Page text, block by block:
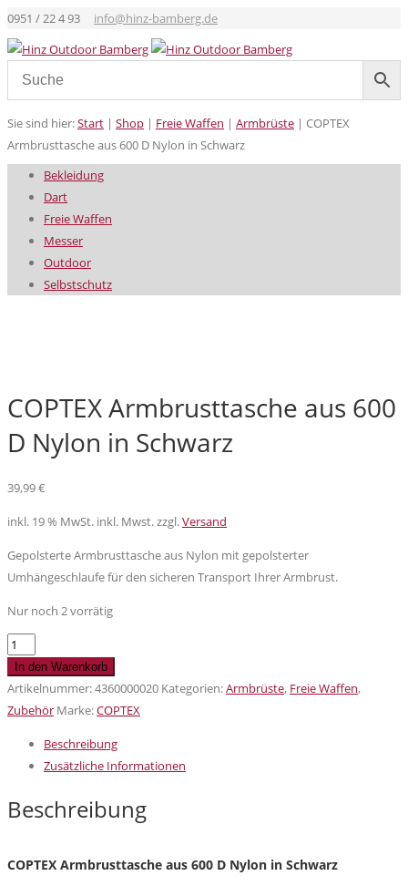
0951 / 22 4 93 info@hinz-bamberg.de
Sie sind hier:Start | Shop | Freie Waffen | Armbrüste | COPTEX
Armbrusttasche aus 600 D Nylon in Schwarz
Bekleidung
Dart
Freie Waffen
Messer
Outdoor
Selbstschutz
COPTEX Armbrusttasche aus 600
D Nylon in Schwarz
39,99€
inkl. 19 % MwSt. inkl. Mwst. zzgl.Versand
Gepolsterte Armbrusttasche aus Nylon mit gepolsterter
Umhängeschlaufe für den sicheren Transport Ihrer Armbrust.
Nur noch 2 vorrätig
COPTEX
Armbrusttasche
aus
600
Menge
In den Warenkorb
Artikelnummer:4360000020 Kategorien:Armbrüste, Freie Waffen,
Zubehör Marke:COPTEX
Beschreibung
Zusätzliche Informationen
Beschreibung
COPTEX Armbrusttasche aus 600 D Nylon in Schwarz